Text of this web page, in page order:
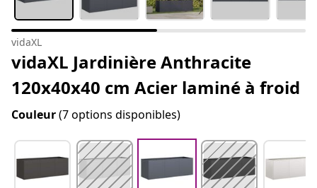
vidaXL
vidaXL Jardinière Anthracite
120x40x40 cm Acier laminé à froid
Couleur(7 options disponibles)